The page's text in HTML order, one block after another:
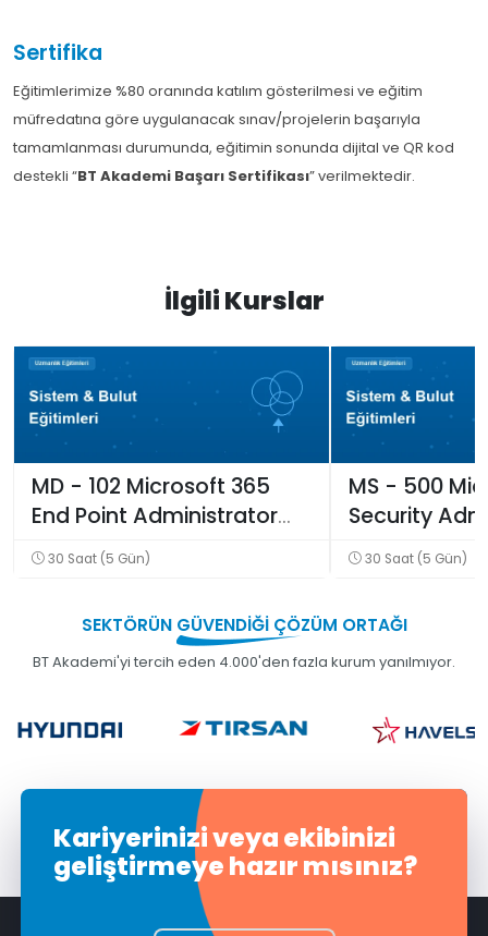
Sertifika
Eğitimlerimize %80 oranında katılım gösterilmesi ve eğitim
müfredatına göre uygulanacak sınav/projelerin başarıyla
tamamlanması durumunda, eğitimin sonunda dijital ve QR kod
destekli “BT Akademi Başarı Sertifikası” verilmektedir.
İlgili Kurslar
MD - 102 Microsoft 365
End Point Administrator
Eğitimi
30 Saat (5 Gün)
MS - 500
Security
Eğitimi
30 Saat (5 Gün)
SEKTÖRÜN GÜVENDİĞİÇÖZÜM ORTAĞI
BT Akademi'yi tercih eden 4.000'den fazla kurum yanılmıyor.
Kariyerinizi veya ekibinizi
geliştirmeye hazır mısınız?